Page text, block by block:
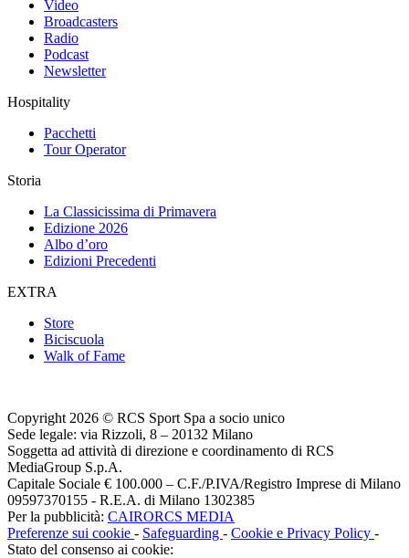
Video
Broadcasters
Radio
Podcast
Newsletter
Hospitality
Pacchetti
Tour Operator
Storia
La Classicissima di Primavera
Edizione 2026
Albo d’oro
Edizioni Precedenti
EXTRA
Store
Biciscuola
Walk of Fame
Copyright 2026 © RCS Sport Spa a socio unico
Sede legale: via Rizzoli, 8 – 20132 Milano
Soggetta ad attività di direzione e coordinamento di RCS
MediaGroup S.p.A.
Capitale Sociale € 100.000 – C.F./P.IVA/Registro Imprese di Milano
09597370155 - R.E.A. di Milano 1302385
Per la pubblicità: CAIRORCS MEDIA
Preferenze sui cookie - Safeguarding - Cookie e Privacy Policy -
Stato del consenso ai cookie: